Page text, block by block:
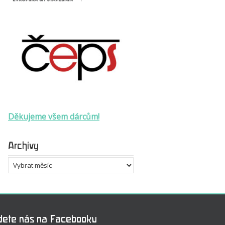
Děkujeme všem dárcům!
Archivy
Archivy
nás na Facebooku